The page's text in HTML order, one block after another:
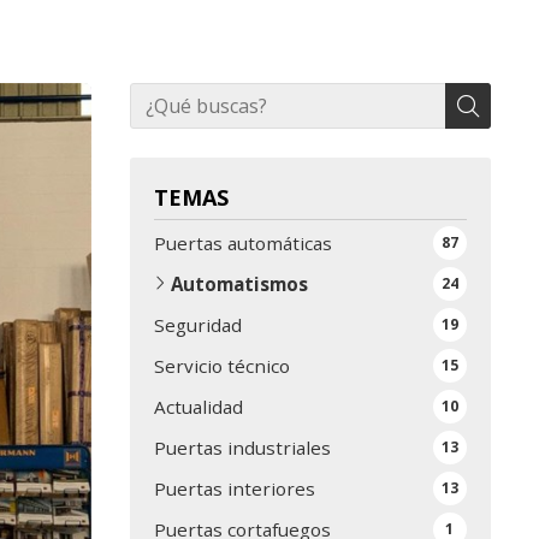
TEMAS
Puertas automáticas 87
Automatismos 24
Seguridad 19
Servicio técnico 15
Actualidad 10
Puertas industriales 13
Puertas interiores 13
Puertas cortafuegos 1